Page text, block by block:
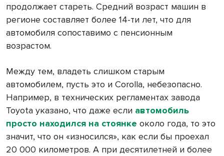
продолжает стареть. Средний возраст машин в
регионе составляет более 14-ти лет, что для
автомобиля сопоставимо с пенсионным
возрастом.
Между тем, владеть слишком старым
автомобилем, пусть это и Corolla, небезопасно.
Например, в технических регламентах завода
Toyota указано, что даже если автомобиль
просто находился на стоянке около года, то это
значит, что он «износился», как если бы проехал
20 000 километров. А при десятилетней и более